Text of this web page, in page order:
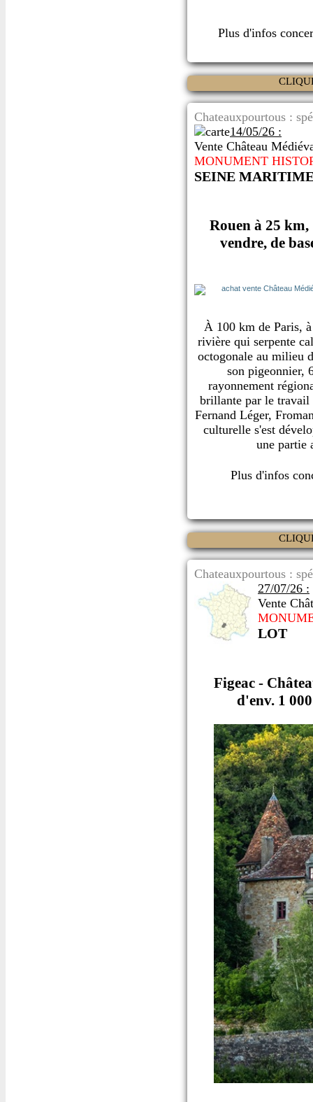
Plus d'infos
Chateauxpourtous :
14/05/26 :
Vente Château
MONUMENT
SEINE
Rouen à 25
vendre, de
À 100 km de Paris,
rivière qui serpente
octogonale au milieu
son pigeonnier,
rayonnement
brillante par le travail
Fernand Léger,
culturelle s'est
une partie
Plus d'infos
Chateauxpourtous :
27/07/26 :
Vente
LOT
Figeac -
d'env. 1